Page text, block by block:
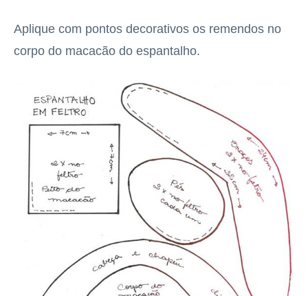
Aplique com pontos decorativos os remendos no
corpo do macacão do espantalho.